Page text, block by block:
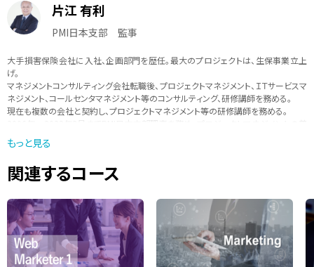
片江 有利
PMI日本支部 監事
大手損害保険会社に入社、企画部門を歴任。最大のプロジェクトは、生保事業立上
げ。
マネジメントコンサルティング会社転職後、プロジェクトマネジメント、ＩＴサービスマ
ネジメント、コールセンタマネジメント等のコンサルティング、研修講師を務める。
現在も複数の会社と契約し、プロジェクトマネジメント等の研修講師を務める。
及に努める。
2022年4月よりPMI日本支部監事に就任する。
門」などがある。
もっと見る
関連するコース